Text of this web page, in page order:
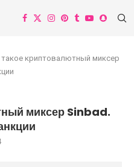
криптовалютный миксер
миксер Sinbad.